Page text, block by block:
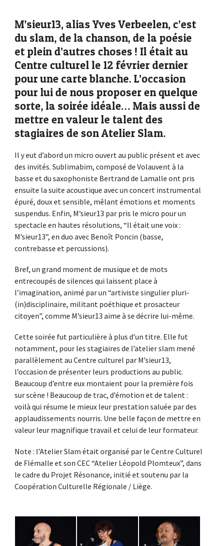
M’sieur13, alias Yves Verbeelen, c’est
du slam, de la chanson, de la poésie
et plein d’autres choses ! Il était au
Centre culturel le 12 février dernier
pour une carte blanche. L’occasion
pour lui de nous proposer en quelque
sorte, la soirée idéale… Mais aussi de
mettre en valeur le talent des
stagiaires de son Atelier Slam.
Il y eut d’abord un micro ouvert au public présent et avec
des invités. Sublimabim, composé de Volauvent à la
basse et du saxophoniste Bertrand de Lamalle ont pris
ensuite la suite acoustique avec un concert instrumental
épuré, doux et sensible, mêlant émotions et moments
suspendus. Enfin, M’sieur13 par pris le micro pour un
spectacle en hautes résolutions, “Il était une voix :
M’sieur13”, en duo avec Benoît Poncin (basse,
contrebasse et percussions).
Bref, un grand moment de musique et de mots
entrecoupés de silences qui laissent place à
l’imagination, animé par un “artiviste singulier pluri-
(in)disciplinaire, militant poéthique et prosacteur
citoyen”, comme M’sieur13 aime à se décrire lui-même.
Cette soirée fut particulière à plus d’un titre. Elle fut
notamment, pour les stagiaires de l’atelier slam mené
parallèlement au Centre culturel par M’sieur13,
l’occasion de présenter leurs productions au public.
Beaucoup d’entre eux montaient pour la première fois
sur scène ! Beaucoup de trac, d’émotion et de talent :
voilà qui résume le mieux leur prestation saluée par des
applaudissements nourris. Une belle façon de mettre en
valeur leur magnifique travail et celui de leur formateur.
Note : l’Atelier Slam était organisé par le Centre Culturel
de Flémalle et son CEC “Atelier Léopold Plomteux”, dans
le cadre du Projet Résonance, initié et soutenu par la
Coopération Culturelle Régionale / Liège.